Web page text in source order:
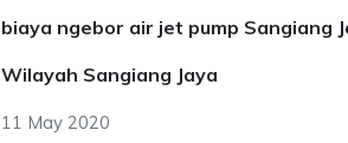
biaya ngebor air jet pump Sangiang
Wilayah Sangiang Jaya
11 May 2020